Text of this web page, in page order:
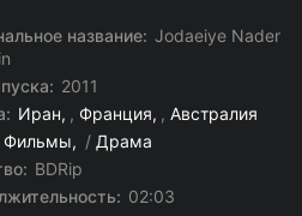
название: Jodaeiye Nader
2011
Иран , Франция , Австралия
Фильмы / Драма
BDRip
02:03